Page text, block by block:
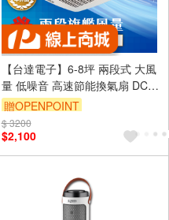
【台達電子】6-8坪 兩段式 大風
量 低噪音 高速節能換氣扇 DC直
流 三年保固(VFB25AXT)
贈OPENPOINT
訂單滿999享9折
$ 3200
$2,100